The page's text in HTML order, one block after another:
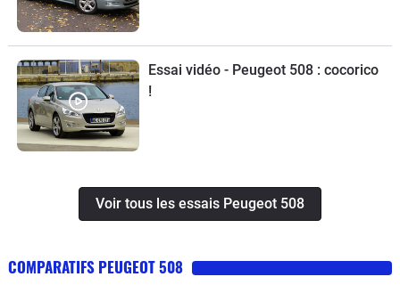
Essai vidéo - Peugeot 508 : cocorico
!
Voir tous les essais Peugeot 508
COMPARATIFS PEUGEOT 508